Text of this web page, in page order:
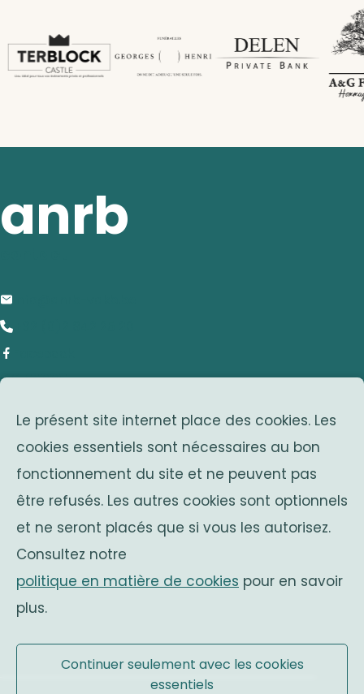
Le présent site internet place des cookies. Les
cookies essentiels sont nécessaires au bon
fonctionnement du site et ne peuvent pas
être refusés. Les autres cookies sont optionnels
et ne seront placés que si vous les autorisez.
Consultez notre
politique en matière de cookies pour en savoir
plus.
Continuer seulement avec les cookies
essentiels
anrb
adresse
Avenue Franklin Roosevelt 25
1050 Bruxelles
Belgium
associations sœurs
monarchie belge
Site officiel